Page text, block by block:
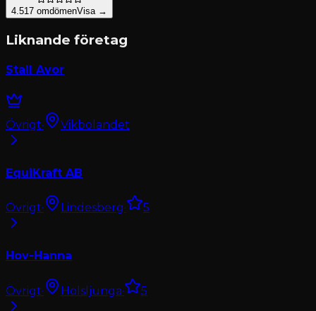
4.517 omdömenVisa →
Liknande företag
Stall Avor
Övrigt· Vikbolandet
EquiKraft AB
Övrigt· Lindesberg· 5
Hov-Hanna
Övrigt· Holsljunga· 5